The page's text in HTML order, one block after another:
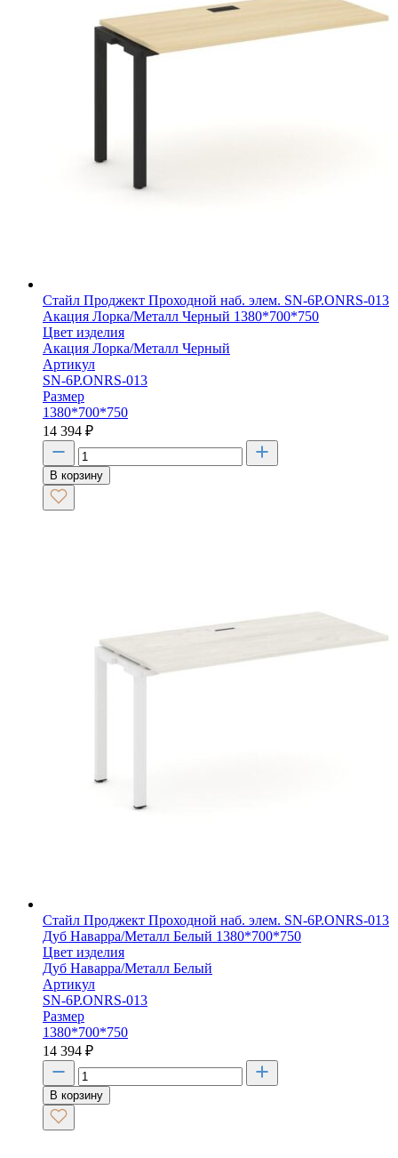
Стайл Проджект Проходной наб. элем. SN-6P.ONRS-013
Акация Лорка/Металл Черный 1380*700*750
Цвет изделия
Акация Лорка/Металл Черный
Артикул
SN-6P.ONRS-013
Размер
1380*700*750
14 394 ₽
В корзину
Стайл Проджект Проходной наб. элем. SN-6P.ONRS-013
Дуб Наварра/Металл Белый 1380*700*750
Цвет изделия
Дуб Наварра/Металл Белый
Артикул
SN-6P.ONRS-013
Размер
1380*700*750
14 394 ₽
В корзину